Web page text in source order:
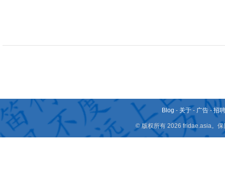
Blog - 关于 - 广告 -招
© 版权所有 2026 fridae.asia。